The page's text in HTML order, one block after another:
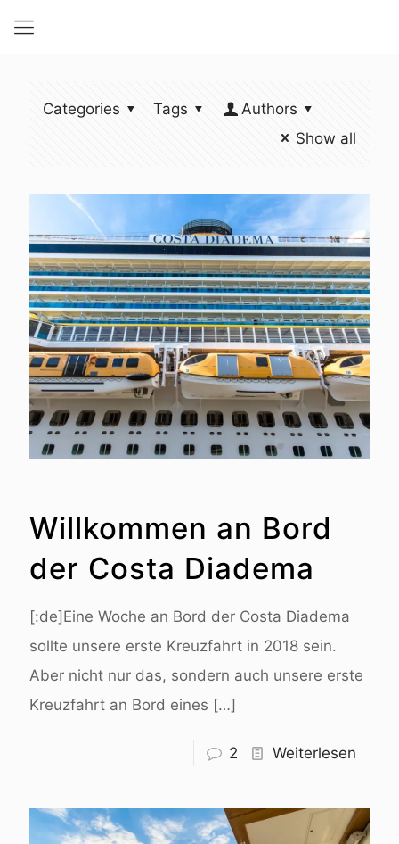
Categories Tags
Authors
Show all
Willkommen an Bord
der Costa Diadema
[:de]Eine Woche an Bord der Costa Diadema
sollte unsere erste Kreuzfahrt in 2018 sein.
Aber nicht nur das, sondern auch unsere erste
Kreuzfahrt an Bord eines […]
2 Weiterlesen